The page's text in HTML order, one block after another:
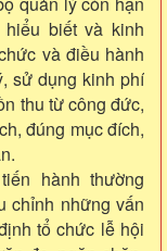
biết và kinh
và điều hành
sử dụng kinh phí
thu từ công đức,
đúng mục đích,
hành thường
chỉnh những vấn
tổ chức lễ hội